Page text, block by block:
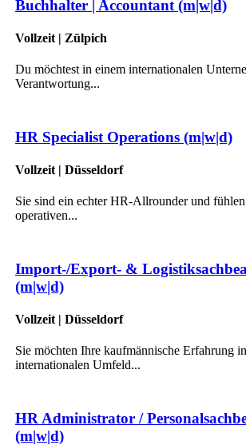
Buchhalter | Accountant (m|w|d)
Vollzeit | Zülpich
Du möchtest in einem internationalen
Verantwortung...
HR Specialist Operations (m|w|d)
Vollzeit | Düsseldorf
Sie sind ein echter HR-Allrounder und
operativen...
Import-/Export- &
(m|w|d)
Vollzeit | Düsseldorf
Sie möchten Ihre kaufmännische Erfahrung
internationalen Umfeld...
HR Administrator /
(m|w|d)